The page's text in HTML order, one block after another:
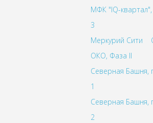
МФК "IQ-
3
Меркурий Сити
ОКО, Фаза II
Северная Башня,
1
Северная Башня,
2